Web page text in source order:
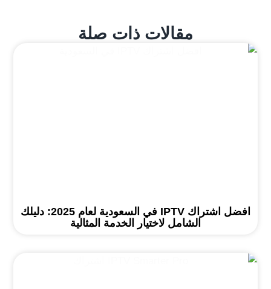
مقالات ذات صلة
افضل اشتراك IPTV في السعودية لعام 2025: دليلك
الشامل لاختيار الخدمة المثالية